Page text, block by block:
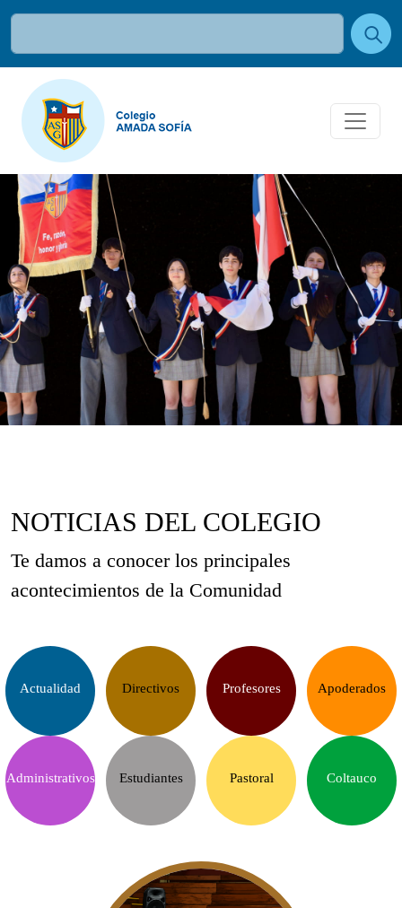
NOTICIAS DEL COLEGIO
Te damos a conocer los principales
acontecimientos de la Comunidad
Actualidad Directivos Profesores Apoderados
Administrativos Estudiantes Pastoral Coltauco